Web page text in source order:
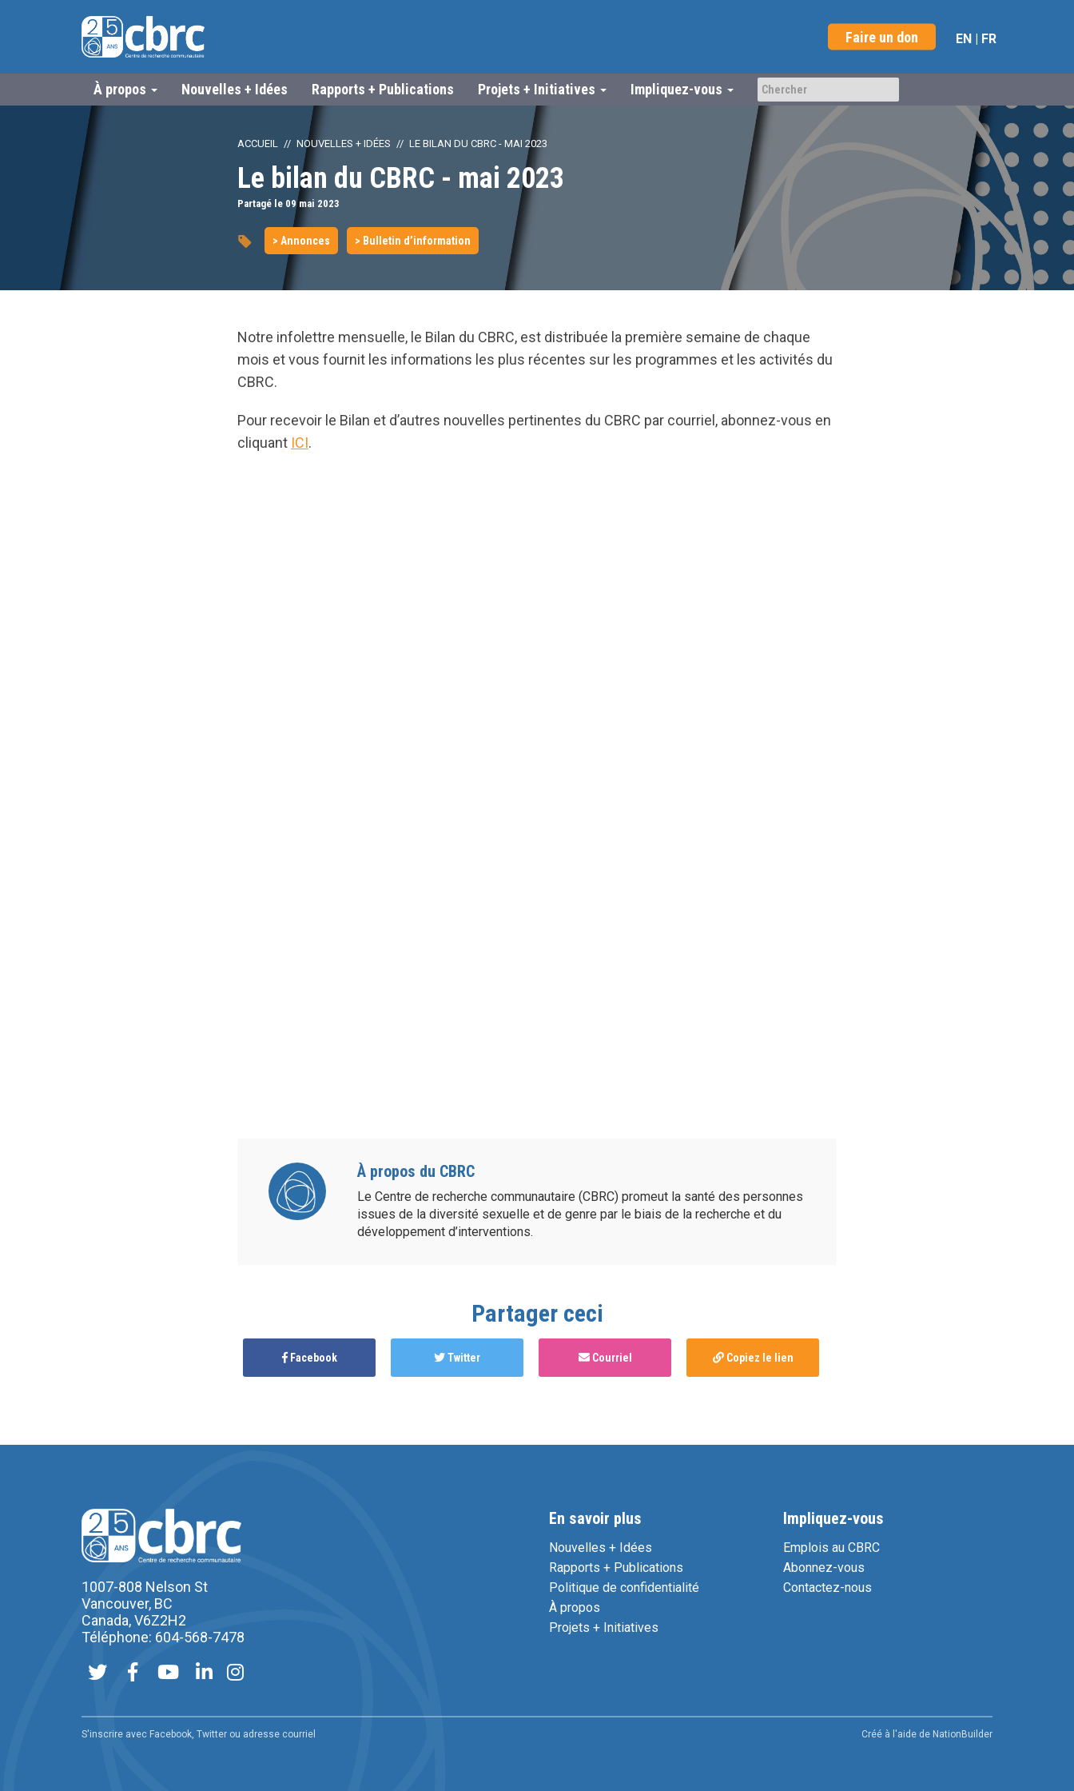
Faire un don EN | FR
À propos Nouvelles + Idées Rapports + Publications Projets + Initiatives Impliquez-vous
ACCUEIL NOUVELLES + IDÉES LE BILAN DU CBRC - MAI 2023
Le bilan du CBRC - mai 2023
Partagé le 09mai 2023
> Annonces > Bulletin d’information
Notre infolettre mensuelle, le Bilan du CBRC, est distribuée la première semaine de chaque
mois et vous fournit les informations les plus récentes sur les programmes et les activités du
CBRC.
Pour recevoir le Bilan et d’autres nouvelles pertinentes du CBRC par courriel, abonnez-vous en
cliquant ICI.
À propos du CBRC
Le Centre de recherche communautaire (CBRC) promeut la santé des personnes
issues de la diversité sexuelle et de genre par le biais de la recherche et du
développement d’interventions.
Partager ceci
Facebook Twitter Courriel Copiez le lien
1007-808 Nelson St
Vancouver, BC
Canada, V6Z2H2
Téléphone: 604-568-7478
En savoir plus
Nouvelles + Idées
Rapports + Publications
Politique de confidentialité
À propos
Projets + Initiatives
Impliquez-vous
Emplois au CBRC
Abonnez-vous
Contactez-nous
S'inscrire avec Facebook, Twitter ou adresse courriel Créé à l'aide de NationBuilder